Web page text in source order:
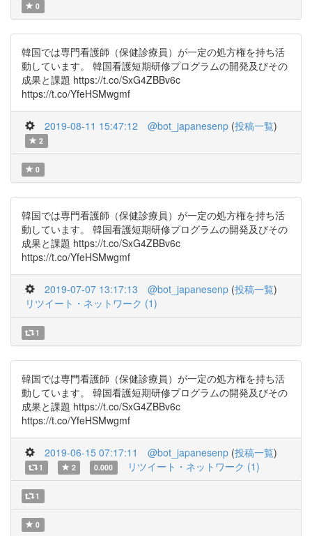
0
韓国では専門看護師（保健診療員）が一定の処方権を持ち活
動しています。 韓国看護短期研修プログラムの開発及びその
成果と課題 https://t.co/SxG4ZBBv6c
https://t.co/YfeHSMwgmf
2019-08-11 15:47:12 @bot_japanesenp (投稿一覧)
2
0
韓国では専門看護師（保健診療員）が一定の処方権を持ち活
動しています。 韓国看護短期研修プログラムの開発及びその
成果と課題 https://t.co/SxG4ZBBv6c
https://t.co/YfeHSMwgmf
2019-07-07 13:17:13 @bot_japanesenp (投稿一覧)
リツイート・ネットワーク (1)
1
韓国では専門看護師（保健診療員）が一定の処方権を持ち活
動しています。 韓国看護短期研修プログラムの開発及びその
成果と課題 https://t.co/SxG4ZBBv6c
https://t.co/YfeHSMwgmf
2019-06-15 07:17:11 @bot_japanesenp (投稿一覧)
1 2 0.000 リツイート・ネットワーク (1)
1
0